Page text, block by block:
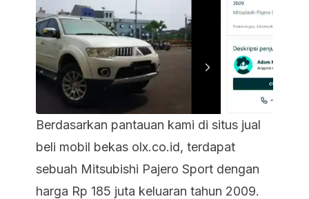
Berdasarkan pantauan kami di situs jual
beli mobil bekas olx.co.id, terdapat
sebuah Mitsubishi Pajero Sport dengan
harga Rp 185 juta keluaran tahun 2009.